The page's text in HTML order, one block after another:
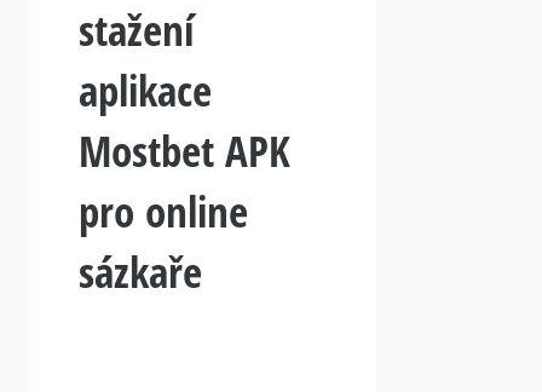
stažení
aplikace
Mostbet APK
pro online
sázkaře